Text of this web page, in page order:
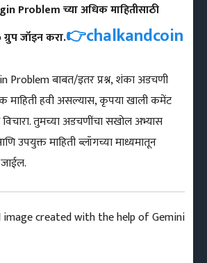
Problem च्या अधिक माहितीसाठी
जॉइन करा.👉chalkandcoin
Problem बाबत/इतर प्रश्न, शंका अडचणी
माहिती हवी असल्यास, कृपया खाली कमेंट
तुमच्या अडचणींचा सखोल अभ्यास
उपयुक्त माहिती ब्लॉगच्या माध्यमातून
image created with the help of Gemini